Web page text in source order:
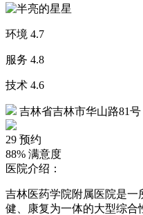
环境 4.7
服务 4.8
技术 4.6
吉林省吉林市华山路81号
29 预约
88% 满意度
医院介绍：
吉林医药学院附属医院是一
健、康复为一体的大型综合